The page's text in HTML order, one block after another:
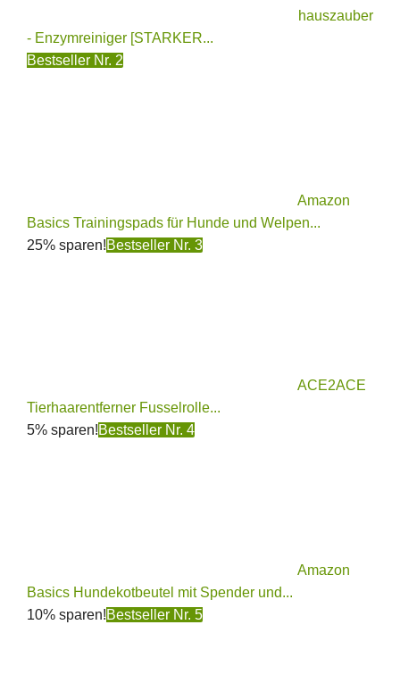
hauszauber
- Enzymreiniger [STARKER...
Bestseller Nr. 2
Amazon
Basics Trainingspads für Hunde und Welpen...
25% sparen!Bestseller Nr. 3
ACE2ACE
Tierhaarentferner Fusselrolle...
5% sparen!Bestseller Nr. 4
Amazon
Basics Hundekotbeutel mit Spender und...
10% sparen!Bestseller Nr. 5